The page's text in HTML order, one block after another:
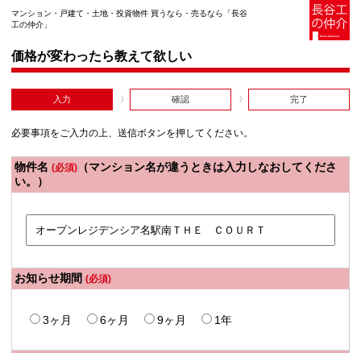
マンション・戸建て・土地・投資物件 買うなら・売るなら「長谷
工の仲介」
価格が変わったら教えて欲しい
入力 確認 完了
必要事項をご入力の上、送信ボタンを押してください。
物件名 (必須) （マンション名が違うときは入力しなおしてくださ
い。）
お知らせ期間 (必須)
3ヶ月 6ヶ月 9ヶ月 1年